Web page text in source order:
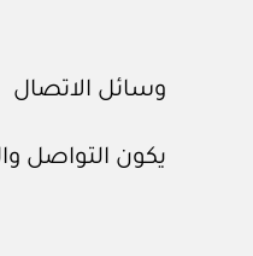
وسائل الاتصال
يكون التواصل